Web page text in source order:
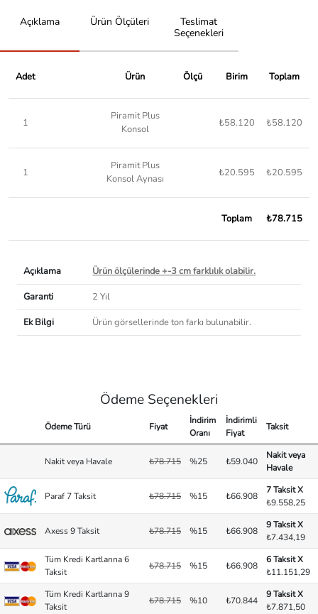
Açıklama Ürün Ölçüleri
Teslimat
Seçenekleri
Adet Ürün Ölçü Birim Toplam
1
Piramit Plus
Konsol
₺58.120 ₺58.120
1
Piramit Plus
Konsol Aynası
₺20.595 ₺20.595
Toplam ₺78.715
Açıklama
Ürün ölçülerinde +-3 cm farklılık olabilir.
Garanti
2 Yıl
Ek Bilgi
Ürün görsellerinde ton farkı bulunabilir.
Ödeme Seçenekleri
Ödeme Türü Fiyat
İndirim
Oranı
İndirimli
Fiyat
Taksit
Nakit veya Havale ₺78.715 %25 ₺59.040
Nakit veya
Havale
Paraf 7 Taksit ₺78.715 %15 ₺66.908
7 Taksit X
₺9.558,25
Axess 9 Taksit ₺78.715 %15 ₺66.908
9 Taksit X
₺7.434,19
Tüm Kredi Kartlarına 6
Taksit
₺78.715 %15 ₺66.908
6 Taksit X
₺11.151,29
Tüm Kredi Kartlarına 9
Taksit
₺78.715 %10 ₺70.844
9 Taksit X
₺7.871,50